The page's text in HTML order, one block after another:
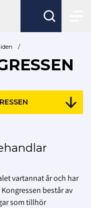
/
vartannat år och har
består av
som tillhör